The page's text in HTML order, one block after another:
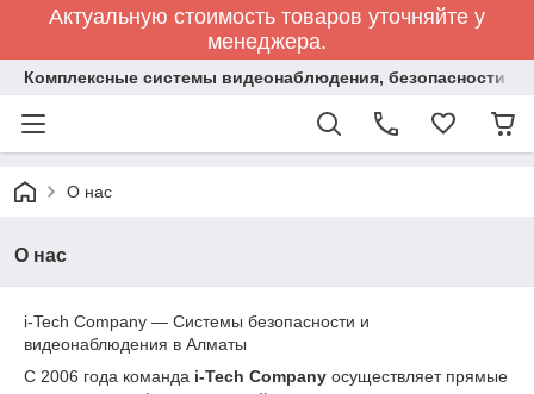
Актуальную стоимость товаров уточняйте у
менеджера.
Комплексные системы видеонаблюдения, безопасности и
О нас
О нас
i-Tech Company — Системы безопасности и
видеонаблюдения в Алматы
С 2006 года команда i-Tech Company осуществляет прямые